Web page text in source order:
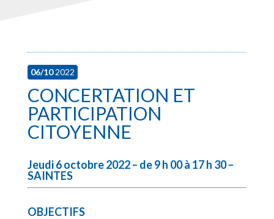
06/102022
CONCERTATION ET
PARTICIPATION
CITOYENNE
Jeudi 6 octobre 2022 – de 9 h 00 à 17 h 30 –
SAINTES
OBJECTIFS